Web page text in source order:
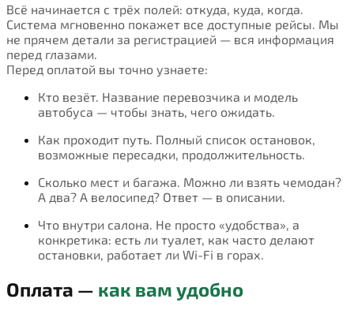
Всё начинается с трёх полей: откуда, куда, когда.
Система мгновенно покажет все доступные рейсы. Мы
не прячем детали за регистрацией — вся информация
перед глазами.
Перед оплатой вы точно узнаете:
Кто везёт. Название перевозчика и модель
автобуса — чтобы знать, чего ожидать.
Как проходит путь. Полный список остановок,
возможные пересадки, продолжительность.
Сколько мест и багажа. Можно ли взять чемодан?
А два? А велосипед? Ответ — в описании.
Что внутри салона. Не просто «удобства», а
конкретика: есть ли туалет, как часто делают
остановки, работает ли Wi-Fi в горах.
Оплата — как вам удобно